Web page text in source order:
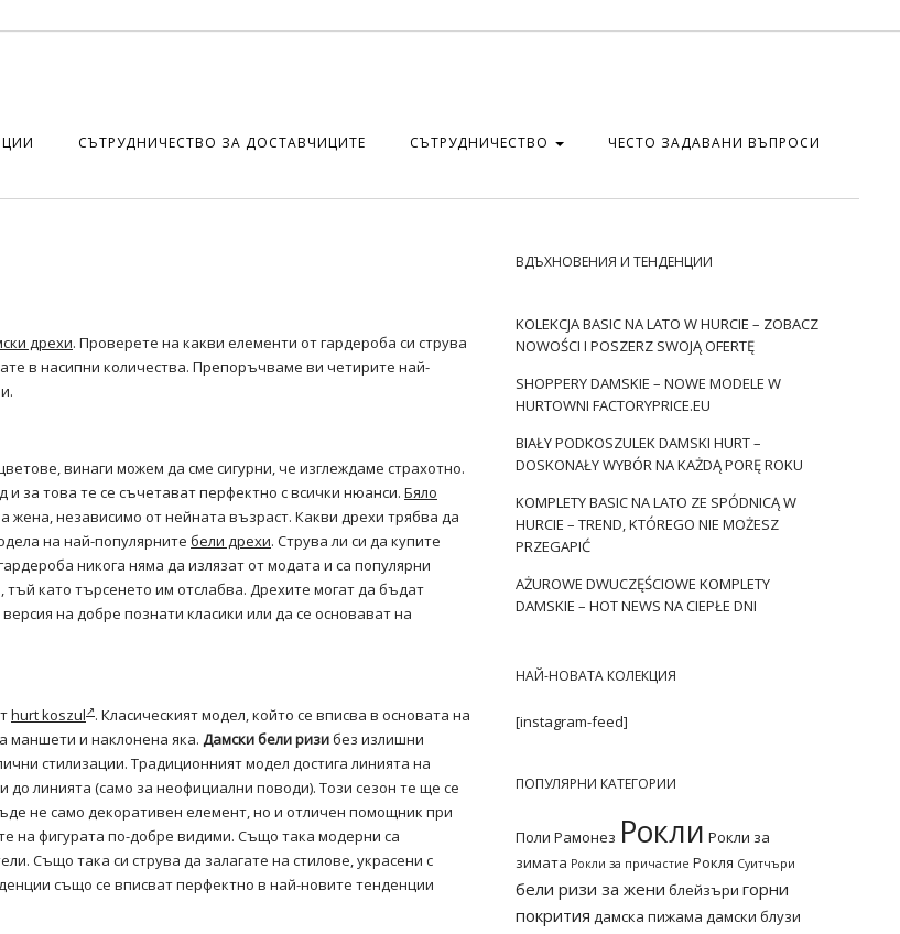
СЪТРУДНИЧЕСТВО ЗА ДОСТАВЧИЦИТЕ СЪТРУДНИЧЕСТВО ЧЕСТО ЗАДАВАНИ ВЪПРОСИ
дрехи. Проверете на какви елементи от гардероба си струва
в насипни количества. Препоръчваме ви четирите най-
винаги можем да сме сигурни, че изглеждаме страхотно.
за това те се съчетават перфектно с всички нюанси. Бяло
жена, независимо от нейната възраст. Какви дрехи трябва да
на най-популярните бели дрехи. Струва ли си да купите
никога няма да излязат от модата и са популярни
като търсенето им отслабва. Дрехите могат да бъдат
на добре познати класики или да се основават на
hurt koszul . Класическият модел, който се вписва в основата на
маншети и наклонена яка. Дамски бели ризибез излишни
стилизации. Традиционният модел достига линията на
линията (само за неофициални поводи). Този сезон те ще се
не само декоративен елемент, но и отличен помощник при
на фигурата по-добре видими. Също така модерни са
Също така си струва да залагате на стилове, украсени с
също се вписват перфектно в най-новите тенденции
ВДЪХНОВЕНИЯ И ТЕНДЕНЦИИ
KOLEKCJA BASIC NA LATO W HURCIE – ZOBACZ
NOWOŚCI I POSZERZ SWOJĄ OFERTĘ
SHOPPERY DAMSKIE – NOWE MODELE W
HURTOWNI FACTORYPRICE.EU
BIAŁY PODKOSZULEK DAMSKI HURT –
DOSKONAŁY WYBÓR NA KAŻDĄ PORĘ ROKU
KOMPLETY BASIC NA LATO ZE SPÓDNICĄ W
HURCIE – TREND, KTÓREGO NIE MOŻESZ
PRZEGAPIĆ
AŻUROWE DWUCZĘŚCIOWE KOMPLETY
DAMSKIE – HOT NEWS NA CIEPŁE DNI
НАЙ-НОВАТА КОЛЕКЦИЯ
[instagram-feed]
ПОПУЛЯРНИ КАТЕГОРИИ
Поли Рамонез Рокли Рокли за
зимата Рокли за причастие Рокля Суитчъри
бели ризи за жени блейзъри горни
покрития дамска пижама дамски блузи